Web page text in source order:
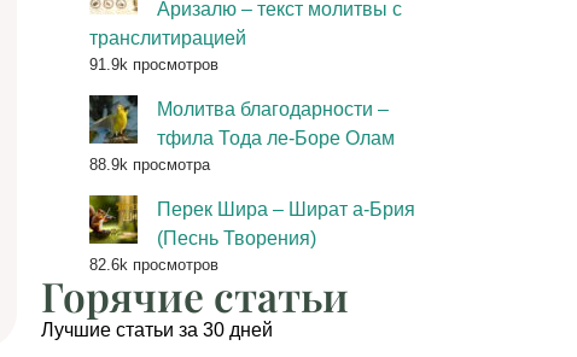
Аризалю – текст молитвы с
транслитирацией
91.9k просмотров
Молитва благодарности –
тфила Тода ле-Боре Олам
88.9k просмотра
Перек Шира – Шират а-Брия
(Песнь Творения)
82.6k просмотров
Горячие статьи
Лучшие статьи за 30 дней